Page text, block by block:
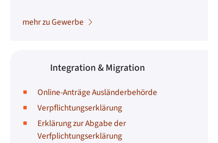
mehr zu Gewerbe
Integration & Migration
Online-Anträge Ausländerbehörde
Verpflichtungserklärung
Erklärung zur Abgabe der
Verfplichtungserklärung